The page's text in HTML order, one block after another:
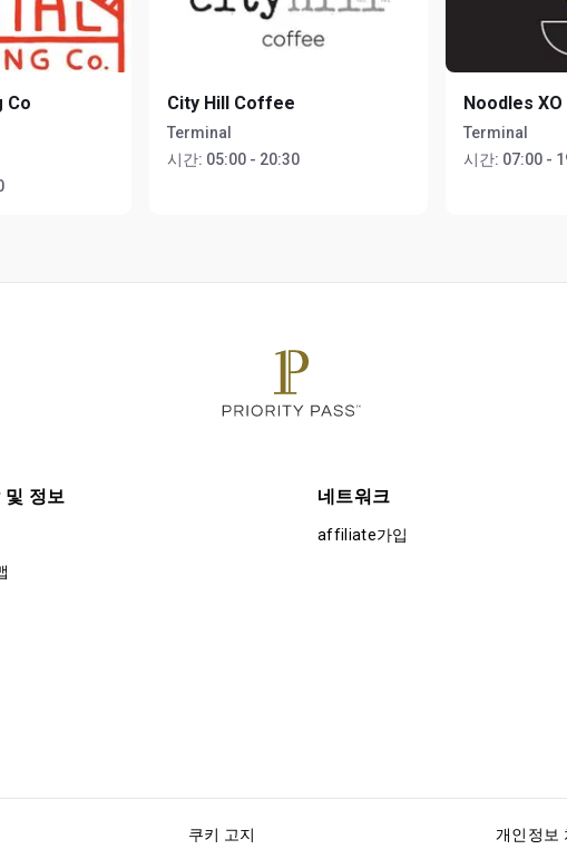
Co
City Hill Coffee
Terminal
시간: 05:00 - 20:30
Noodles XO
Terminal
시간: 07:00 -
및 정보 네트워크
affiliate가입
쿠키 고지 개인정보